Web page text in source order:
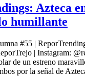
Azteca
humillante
#55 |
| Instagram:
de un estreno
por la señal de